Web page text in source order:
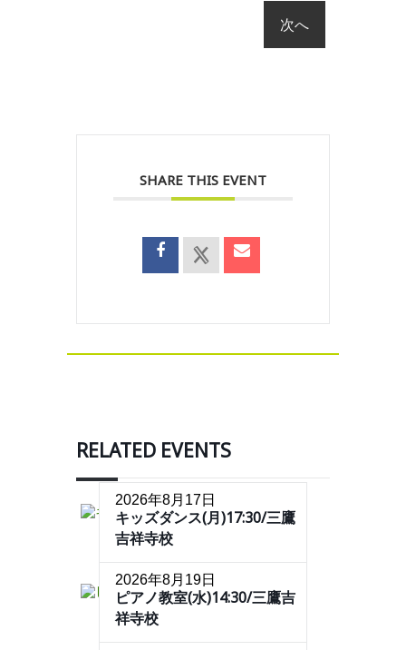
SHARE THIS EVENT
RELATED EVENTS
2026年8月17日
キッズダンス(月)17:30/三鷹
吉祥寺校
2026年8月19日
ピアノ教室(水)14:30/三鷹吉
祥寺校